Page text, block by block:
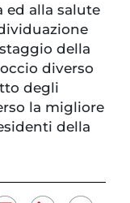
ed alla salute
della
diverso
degli
la migliore
della